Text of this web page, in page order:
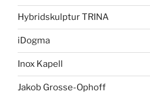
Hybridskulptur TRINA
iDogma
Inox Kapell
Jakob Grosse-Ophoff